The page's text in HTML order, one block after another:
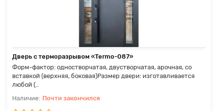
Дверь с терморазрывом «Termo-087»
Форм-фактор: одностворчатая, двустворчатая, арочная, со
вставкой (верхняя, боковая)Размер двери: изготавливается
любой (..
Почти закончился